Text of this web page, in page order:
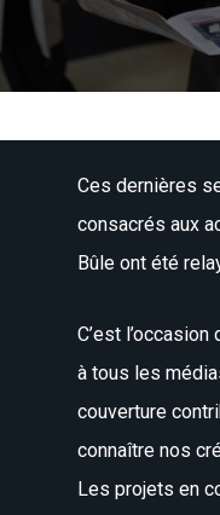
Ces dernières
consacrés aux
Bûle ont été
C’est
à tous les
couverture
connaître nos
Les projets en